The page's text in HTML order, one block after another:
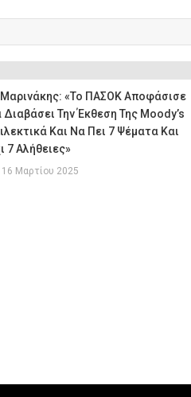
«Το ΠΑΣΟΚ Αποφάσισε
Διαβάσει Την Έκθεση Της Moody’s
Και Να Πει 7 Ψέματα Και
7 Αλήθειες»
16 Μαρτίου 2025